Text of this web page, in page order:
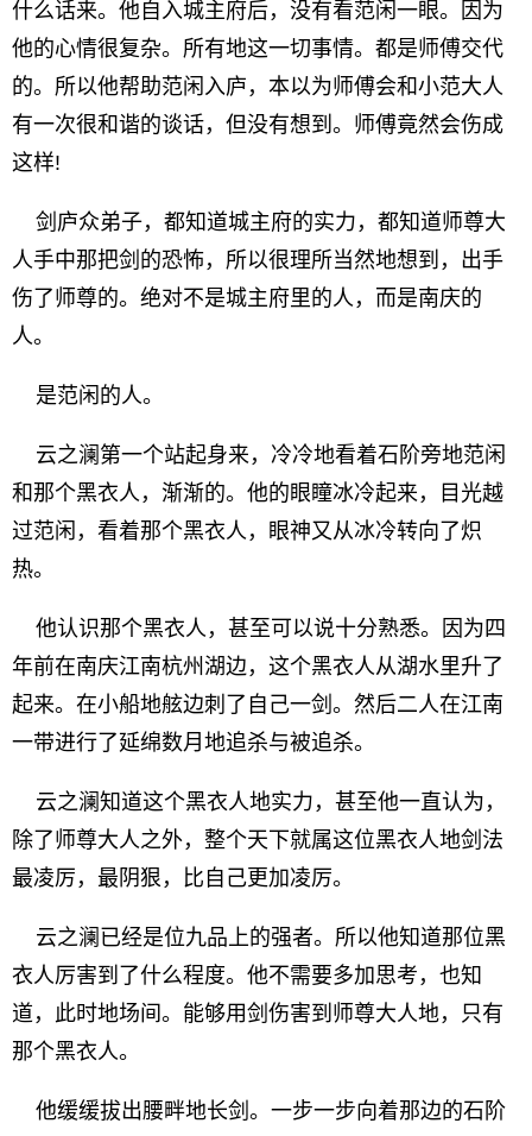
什么话来。他自入城主府后，没有看范闲一眼。因为
他的心情很复杂。所有地这一切事情。都是师傅交代
的。所以他帮助范闲入庐，本以为师傅会和小范大人
有一次很和谐的谈话，但没有想到。师傅竟然会伤成
这样!
剑庐众弟子，都知道城主府的实力，都知道师尊大
人手中那把剑的恐怖，所以很理所当然地想到，出手
伤了师尊的。绝对不是城主府里的人，而是南庆的
人。
是范闲的人。
云之澜第一个站起身来，冷冷地看着石阶旁地范闲
和那个黑衣人，渐渐的。他的眼瞳冰冷起来，目光越
过范闲，看着那个黑衣人，眼神又从冰冷转向了炽
热。
他认识那个黑衣人，甚至可以说十分熟悉。因为四
年前在南庆江南杭州湖边，这个黑衣人从湖水里升了
起来。在小船地舷边刺了自己一剑。然后二人在江南
一带进行了延绵数月地追杀与被追杀。
云之澜知道这个黑衣人地实力，甚至他一直认为，
除了师尊大人之外，整个天下就属这位黑衣人地剑法
最凌厉，最阴狠，比自己更加凌厉。
云之澜已经是位九品上的强者。所以他知道那位黑
衣人厉害到了什么程度。他不需要多加思考，也知
道，此时地场间。能够用剑伤害到师尊大人地，只有
那个黑衣人。
他缓缓拔出腰畔地长剑。一步一步向着那边的石阶